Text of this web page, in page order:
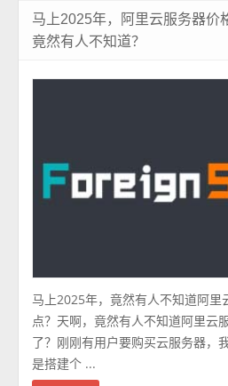
马上2025年，阿里云服务器价
竟然有人不知道？
马上2025年，竟然有人不知道阿里
点？天啊，竟然有人不知道阿里云
了？刚刚有用户要购买云服务器，
是搭建个 ...